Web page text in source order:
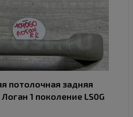
потолочная задняя
1 поколение LS0G